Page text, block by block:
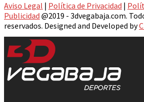
Aviso Legal | Política de Privacidad |
Publicidad @2019 - 3dvegabaja.com.
reservados. Designed and Developed by